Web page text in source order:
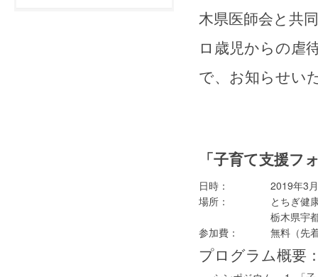
木県医師会と共
ロ歳児からの虐
で、お知らせい
「子育て支援フ
日時：
2019年3
場所：
とちぎ健
栃木県宇
参加費：
無料（先
プログラム概要